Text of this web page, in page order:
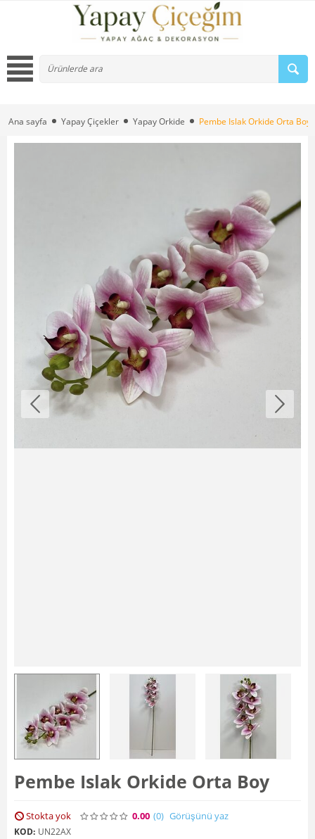
Ana sayfa Yapay Çiçekler Yapay Orkide Pembe Islak Orkide Orta Boy
Pembe Islak Orkide Orta Boy
Stokta yok 0.00 (0) Görüşünü yaz
KOD: UN22AX